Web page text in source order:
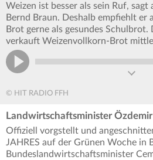
Weizen ist besser als sein Ruf, sagt
Bernd Braun. Deshalb empfiehlt er
Brot gerne als gesundes Schulbrot.
verkauft Weizenvollkorn-Brot
© HIT RADIO FFH
Landwirtschaftsminister
Offiziell vorgstellt und
JAHRES auf der Grünen Woche in
Bundeslandwirtschaftsminister